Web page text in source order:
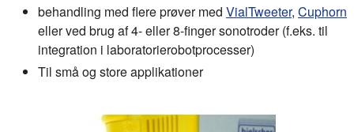
behandling med flere prøver med VialTweeter, Cuphorn
eller ved brug af 4- eller 8-finger sonotroder (f.eks. til
integration i laboratorierobotprocesser)
Til små og store applikationer